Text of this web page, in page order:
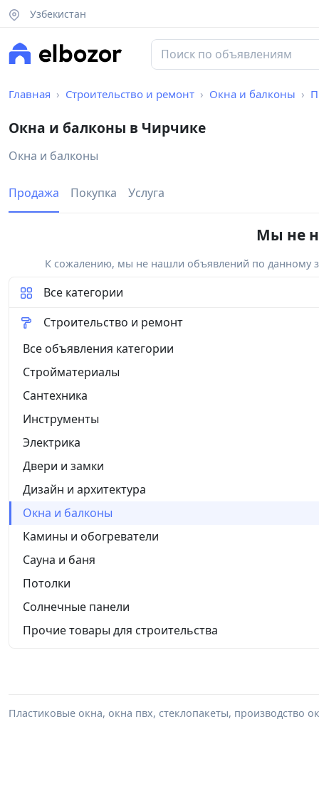
Узбекистан
Главная Строительство и ремонт Окна и балконы
Окна и балконы в Чирчике
Окна и балконы
Продажа Покупка Услуга
Мы не
К сожалению, мы не нашли объявлений по данному
Все категории
Строительство и ремонт
Все объявления категории
Стройматериалы
Сантехника
Инструменты
Электрика
Двери и замки
Дизайн и архитектура
Окна и балконы
Камины и обогреватели
Сауна и баня
Потолки
Солнечные панели
Прочие товары для строительства
Пластиковые окна, окна пвх, стеклопакеты, производство